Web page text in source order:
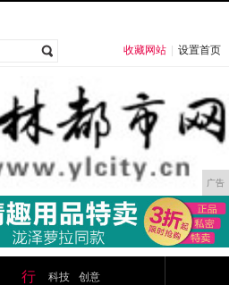
收藏网站 设置首页
广告
行
科技
创意